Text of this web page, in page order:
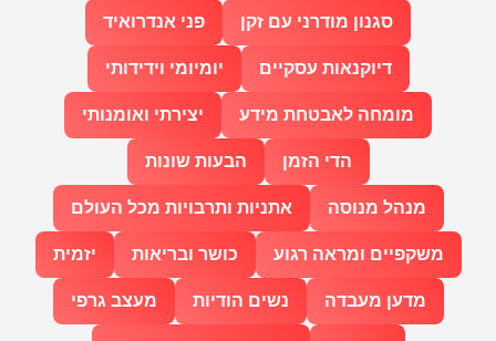
פני אנדרואיד סגנון מודרני עם זקן
יומיומי וידידותי דיוקנאות עסקיים
יצירתי ואומנותי מומחה לאבטחת מידע
הבעות שונות הדי הזמן
אתניות ותרבויות מכל העולם מנהל מנוסה
יזמית כושר ובריאות משקפיים ומראה רגוע
מעצב גרפי נשים הודיות מדען מעבדה